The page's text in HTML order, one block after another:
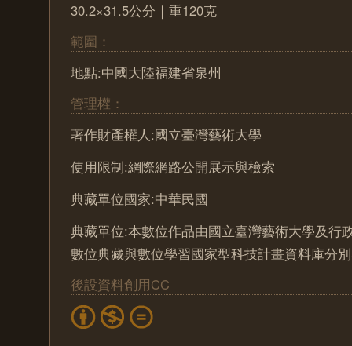
30.2×31.5公分｜重120克
範圍：
地點:中國大陸福建省泉州
管理權：
著作財產權人:國立臺灣藝術大學
使用限制:網際網路公開展示與檢索
典藏單位國家:中華民國
典藏單位:本數位作品由國立臺灣藝術大學及行
數位典藏與數位學習國家型科技計畫資料庫分
後設資料創用CC